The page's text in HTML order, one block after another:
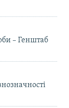
– Генштаб